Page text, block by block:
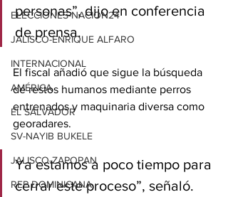
ELECCIONES-NACION24
JALISCO-ENRIQUE ALFARO
INTERNACIONAL
AMÉRICA
EL SALVADOR
SV-NAYIB BUKELE
JALISCO-ZAPOPAN
REP DOMINICANA
personas”, dijo en conferencia
de prensa.
El fiscal añadió que sigue la búsqueda
de restos humanos mediante perros
entrenados y maquinaria diversa como
georadares.
Ya estamos a poco tiempo para
cerrar este proceso”, señaló.